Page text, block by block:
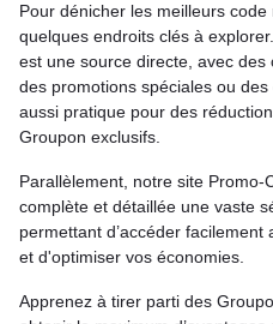
Pour dénicher les meilleurs
quelques endroits clés à
est une source directe, avec
des promotions spéciales ou
aussi pratique pour des
Groupon exclusifs.
Parallèlement, notre site
complète et détaillée une vaste
permettant d’accéder
et d'optimiser vos économies.
Apprenez à tirer parti des